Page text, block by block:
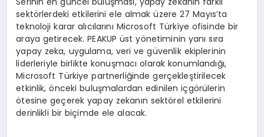
sektörlerdeki etkilerini ele almak üzere 27 Mayıs’ta
teknoloji karar alıcılarını Microsoft Türkiye ofisinde bir
araya getirecek. PEAKUP üst yönetiminin yanı sıra
yapay zeka, uygulama, veri ve güvenlik ekiplerinin
liderleriyle birlikte konuşmacı olarak konumlandığı,
Microsoft Türkiye partnerliğinde gerçekleştirilecek
etkinlik, önceki buluşmalardan edinilen içgörülerin
ötesine geçerek yapay zekanın sektörel etkilerini
derinlikli bir biçimde ele alacak.